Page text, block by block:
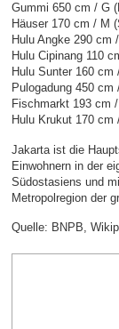
Gummi 650 cm / G
Häuser 170 cm / M
Hulu Angke 290 cm
Hulu Cipinang 110
Hulu Sunter 160 cm
Pulogadung 450 cm
Fischmarkt 193 cm
Hulu Krukut 170 cm
Jakarta ist die
Einwohnern in der
Südostasiens und
Metropolregion der
Quelle: BNPB,